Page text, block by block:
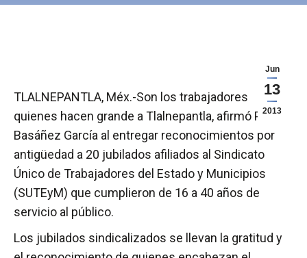
Jun
13
2013
TLALNEPANTLA, Méx.-Son los trabajadores
quienes hacen grande a Tlalnepantla, afirmó Pablo
Basáñez García al entregar reconocimientos por
antigüedad a 20 jubilados afiliados al Sindicato
Único de Trabajadores del Estado y Municipios
(SUTEyM) que cumplieron de 16 a 40 años de
servicio al público.
Los jubilados sindicalizados se llevan la gratitud y